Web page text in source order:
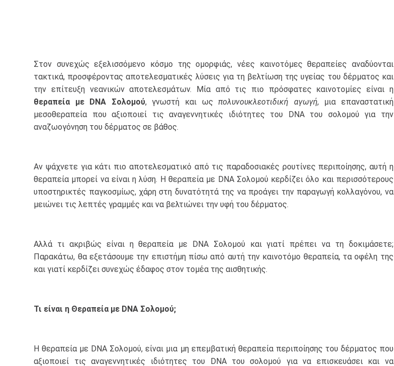
Στον συνεχώς εξελισσόμενο κόσμο της ομορφιάς, νέες καινοτόμες θεραπείες αναδύονται
τακτικά, προσφέροντας αποτελεσματικές λύσεις για τη βελτίωση της υγείας του δέρματος και
την επίτευξη νεανικών αποτελεσμάτων. Μία από τις πιο πρόσφατες καινοτομίες είναι η
θεραπεία με DNA Σολομού, γνωστή και ωςπολυνουκλεοτιδική αγωγή, μια επαναστατική
μεσοθεραπεία που αξιοποιεί τις αναγεννητικές ιδιότητες του DNA του σολομού για την
αναζωογόνηση του δέρματος σε βάθος.
Αν ψάχνετε για κάτι πιο αποτελεσματικό από τις παραδοσιακές ρουτίνες περιποίησης, αυτή η
θεραπεία μπορεί να είναι η λύση. Η θεραπεία με DNA Σολομού κερδίζει όλο και περισσότερους
υποστηρικτές παγκοσμίως, χάρη στη δυνατότητά της να προάγει την παραγωγή κολλαγόνου, να
μειώνει τις λεπτές γραμμές και να βελτιώνει την υφή του δέρματος.
Αλλά τι ακριβώς είναι η θεραπεία με DNA Σολομού και γιατί πρέπει να τη δοκιμάσετε;
Παρακάτω, θα εξετάσουμε την επιστήμη πίσω από αυτή την καινοτόμο θεραπεία, τα οφέλη της
και γιατί κερδίζει συνεχώς έδαφος στον τομέα της αισθητικής.
Τι είναι η Θεραπεία με DNA Σολομού;
Η θεραπεία με DNA Σολομού, είναι μια μη επεμβατική θεραπεία περιποίησης του δέρματος που
αξιοποιεί τις αναγεννητικές ιδιότητες του DNA του σολομού για να επισκευάσει και να